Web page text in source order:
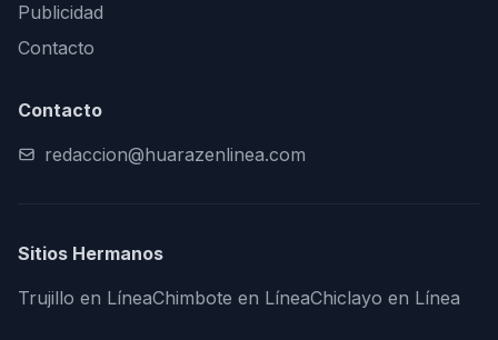
Publicidad
Contacto
Contacto
redaccion@huarazenlinea.com
Sitios Hermanos
Trujillo en LíneaChimbote en LíneaChiclayo en Línea